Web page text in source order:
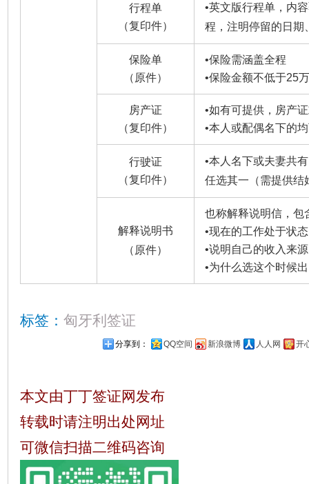
行程单
（复印件）
•英文版行程单，内
程，注明停留的日期
保险单
（原件）
•保险需涵盖全程
•保险金额不低于25
房产证
（复印件）
•如有可提供，房产
•本人或配偶名下的
行驶证
（复印件）
•本人名下或夫妻共
任选其一（需提供结
解释说明书
（原件）
也称解释说明信，包
•现在的工作处于状态
•说明自己的收入来源
•为什么选这个时候
标签： 匈牙利签证
分享到： QQ空间 新浪微博 人人网 开
本文由丁丁签证网发布
转载时请注明出处网址
可微信扫描二维码咨询